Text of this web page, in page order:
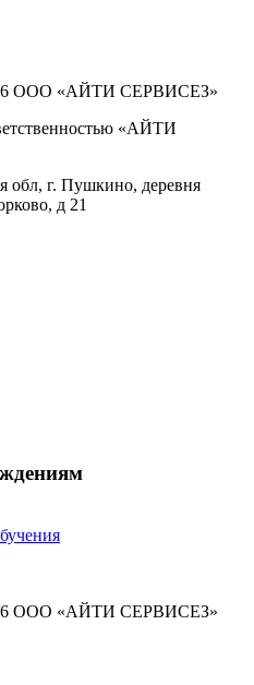
ООО «АЙТИ СЕРВИСЕЗ»
«АЙТИ
обл, г. Пушкино, деревня
д 21
ООО «АЙТИ СЕРВИСЕЗ»